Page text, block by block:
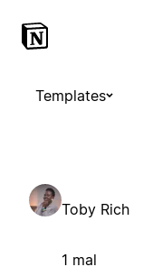
Templates
Toby Rich
1 mal